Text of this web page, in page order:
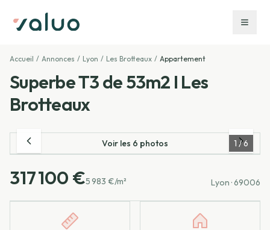
Accueil / Annonces / Lyon / Les Brotteaux / Appartement
Superbe T3 de 53m2 I Les
Brotteaux
1 /6
Voir les 6 photos
317 100 €5 983 €/m² Lyon · 69006
Caractéristiques principales